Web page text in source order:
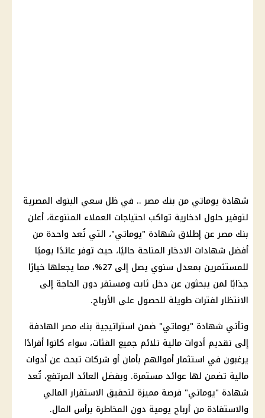
شهادة يوماتي من بنك مصر .. في ظل سعي البنوك المصرية
لتوفير حلول ادخارية تواكب احتياجات العملاء المتنوعة، أعلن
بنك مصر عن إطلاق شهادة "يوماتي"، التي تُعد واحدة من
أفضل شهادات الادخار المتاحة حاليًا، حيث توفر عائدًا يوميًا
للمستثمرين بمعدل سنوي يصل إلى 27%، مما يجعلها خيارًا
جذابًا لمن يبحثون عن دخل ثابت ومستقر دون الحاجة إلى
الانتظار لفترات طويلة للحصول على الأرباح.
وتأتي شهادة "يوماتي" ضمن استراتيجية بنك مصر الهادفة
إلى تقديم أدوات مالية تلائم جميع الفئات، سواء كانوا أفرادًا
يرغبون في استثمار أموالهم بأمان أو شركات تبحث عن أدوات
مالية تضمن لها عوائد مستمرة. وبفضل العائد المرتفع، تُعد
شهادة "يوماتي" فرصة مميزة لتحقيق الاستقرار المالي
والاستفادة من أرباح يومية دون المخاطرة برأس المال.